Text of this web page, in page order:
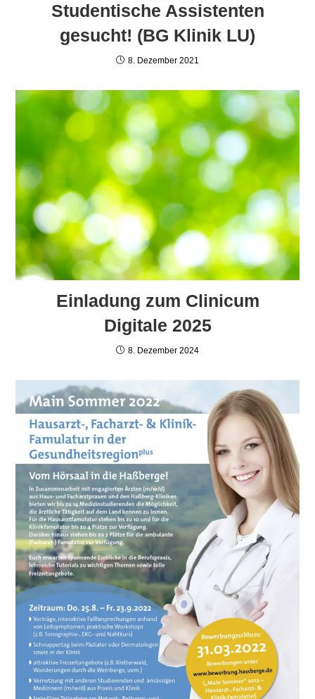
Studentische Assistenten
gesucht! (BG Klinik LU)
8. Dezember 2021
Einladung zum Clinicum
Digitale 2025
8. Dezember 2024